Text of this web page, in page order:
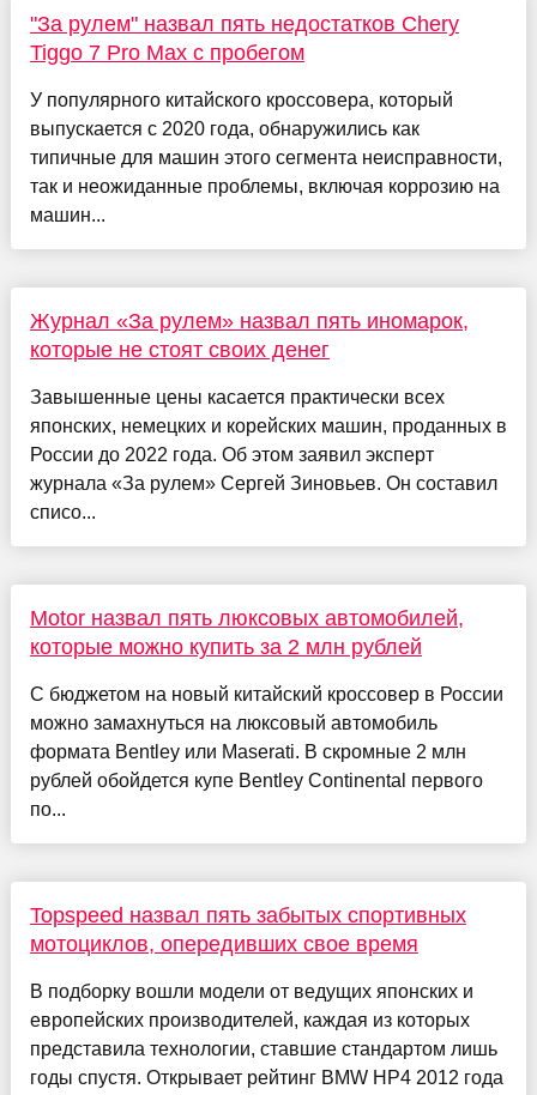
"За рулем" назвал пять недостатков Chery
Tiggo 7 Pro Max с пробегом
У популярного китайского кроссовера, который
выпускается с 2020 года, обнаружились как
типичные для машин этого сегмента неисправности,
так и неожиданные проблемы, включая коррозию на
машин...
Журнал «За рулем» назвал пять иномарок,
которые не стоят своих денег
Завышенные цены касается практически всех
японских, немецких и корейских машин, проданных в
России до 2022 года. Об этом заявил эксперт
журнала «За рулем» Сергей Зиновьев. Он составил
списо...
Motor назвал пять люксовых автомобилей,
которые можно купить за 2 млн рублей
С бюджетом на новый китайский кроссовер в России
можно замахнуться на люксовый автомобиль
формата Bentley или Maserati. В скромные 2 млн
рублей обойдется купе Bentley Continental первого
по...
Topspeed назвал пять забытых спортивных
мотоциклов, опередивших свое время
В подборку вошли модели от ведущих японских и
европейских производителей, каждая из которых
представила технологии, ставшие стандартом лишь
годы спустя. Открывает рейтинг BMW HP4 2012 года